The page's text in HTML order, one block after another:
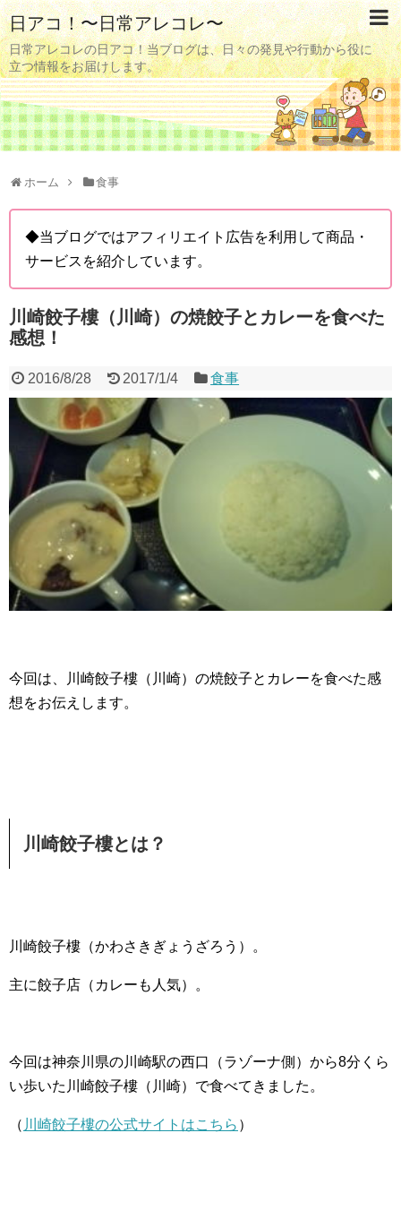
日アコ！〜日常アレコレ〜
日常アレコレの日アコ！当ブログは、日々の発見や行動から役に
立つ情報をお届けします。
ホーム 食事
◆当ブログではアフィリエイト広告を利用して商品・
サービスを紹介しています。
川崎餃子樓（川崎）の焼餃子とカレーを食べた
感想！
2016/8/28 2017/1/4 食事
今回は、川崎餃子樓（川崎）の焼餃子とカレーを食べた感
想をお伝えします。
川崎餃子樓とは？
川崎餃子樓（かわさきぎょうざろう）。
主に餃子店（カレーも人気）。
今回は神奈川県の川崎駅の西口（ラゾーナ側）から8分くら
い歩いた川崎餃子樓（川崎）で食べてきました。
（ 川崎餃子樓の公式サイトはこちら ）